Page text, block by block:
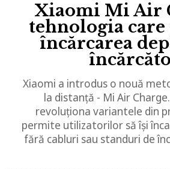
Xiaomi Mi Air
tehnologia
încărcarea
Xiaomi a introdus o nouă
la distanță - Mi Air
revoluționa variantele din
permite utilizatorilor să își
fără cabluri sau standuri de